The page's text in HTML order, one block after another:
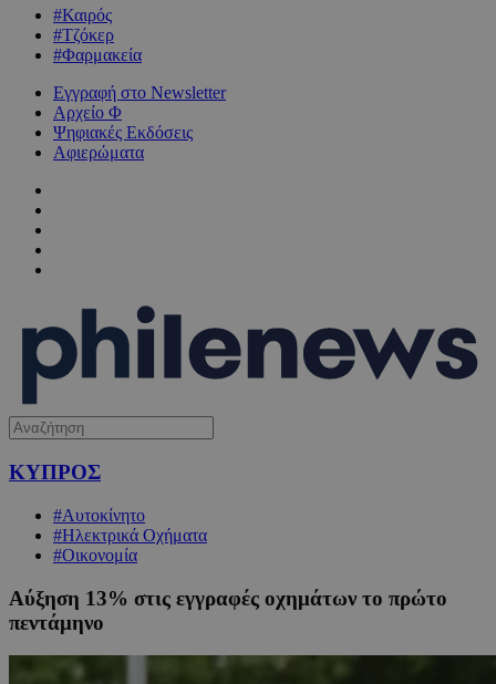
#Καιρός
#Τζόκερ
#Φαρμακεία
Εγγραφή στο Newsletter
Αρχείο Φ
Ψηφιακές Εκδόσεις
Αφιερώματα
ΚΥΠΡΟΣ
#Αυτοκίνητο
#Ηλεκτρικά Οχήματα
#Οικονομία
Αύξηση 13% στις εγγραφές οχημάτων το πρώτο
πεντάμηνο